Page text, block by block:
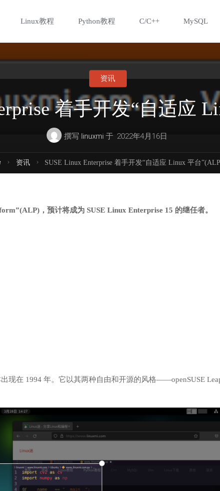
Linux教程 Python教程 C/C++ MySQL
着手开发“自适应
撰写 linuxmi 于 2022年4月16日
资讯
首
页
资讯 SUSE Linux Enterprise 着手开发“自适应 Linux 平台
，预计将成为 SUSE Linux Enterprise 15 的继任者。
现在 1994 年。它以其两种自由和开源的风格——openSUSE